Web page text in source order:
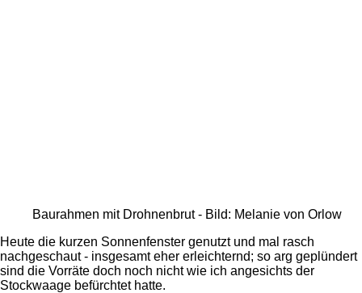
Baurahmen mit Drohnenbrut - Bild: Melanie von Orlow
Heute die kurzen Sonnenfenster genutzt und mal rasch
nachgeschaut - insgesamt eher erleichternd; so arg geplündert
sind die Vorräte doch noch nicht wie ich angesichts der
Stockwaage befürchtet hatte.